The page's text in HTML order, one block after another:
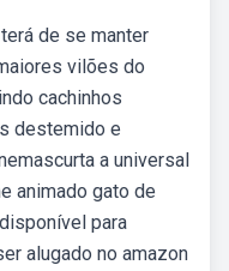
de se manter
vilões do
cachinhos
destemido e
a universal
animado gato de
para
alugado no amazon